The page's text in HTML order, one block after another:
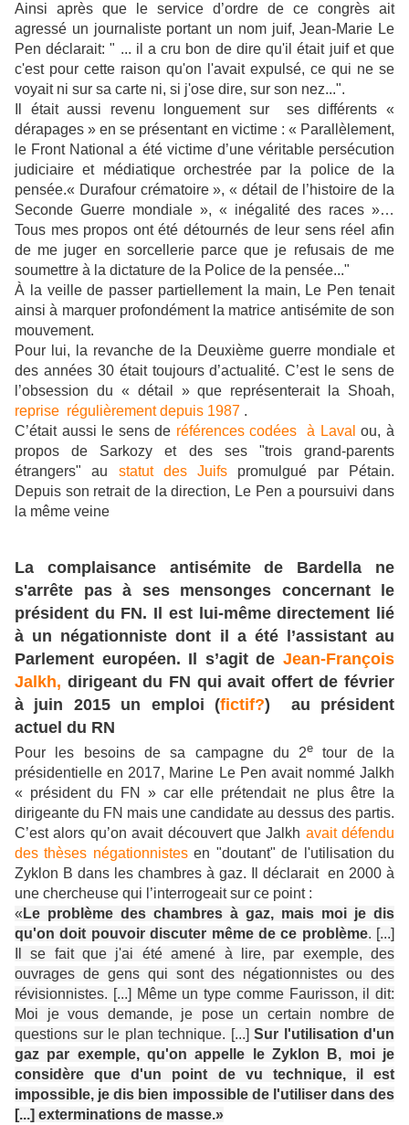
Ainsi après que le service d’ordre de ce congrès ait
agressé un journaliste portant un nom juif, Jean-Marie Le
Pen déclarait: " ... il a cru bon de dire qu'il était juif et que
c'est pour cette raison qu'on l'avait expulsé, ce qui ne se
voyait ni sur sa carte ni, si j'ose dire, sur son nez...".
Il était aussi revenu longuement sur ses différents «
dérapages » en se présentant en victime : « Parallèlement,
le Front National a été victime d’une véritable persécution
judiciaire et médiatique orchestrée par la police de la
pensée.« Durafour crématoire », « détail de l’histoire de la
Seconde Guerre mondiale », « inégalité des races »…
Tous mes propos ont été détournés de leur sens réel afin
de me juger en sorcellerie parce que je refusais de me
soumettre à la dictature de la Police de la pensée..."
À la veille de passer partiellement la main, Le Pen tenait
ainsi à marquer profondément la matrice antisémite de son
mouvement.
Pour lui, la revanche de la Deuxième guerre mondiale et
des années 30 était toujours d’actualité. C’est le sens de
l’obsession du « détail » que représenterait la Shoah,
reprise régulièrement depuis 1987 .
C’était aussi le sens de références codées à Laval ou, à
propos de Sarkozy et des ses "trois grand-parents
étrangers" au statut des Juifs promulgué par Pétain.
Depuis son retrait de la direction, Le Pen a poursuivi dans
la même veine
La complaisance antisémite de Bardella ne
s'arrête pas à ses mensonges concernant le
président du FN. Il est lui-même directement lié
à un négationniste dont il a été l’assistant au
Parlement européen. Il s’agit de Jean-François
Jalkh, dirigeant du FN qui avait offert de février
à juin 2015 un emploi (fictif?) au président
actuel du RN
Pour les besoins de sa campagne du 2e tour de la
présidentielle en 2017, Marine Le Pen avait nommé Jalkh
« président du FN » car elle prétendait ne plus être la
dirigeante du FN mais une candidate au dessus des partis.
C’est alors qu’on avait découvert que Jalkh avait défendu
des thèses négationnistesen "doutant" de l'utilisation du
Zyklon B dans les chambres à gaz. Il déclarait en 2000 à
une chercheuse qui l’interrogeait sur ce point :
« Le problème des chambres à gaz, mais moi je dis
qu'on doit pouvoir discuter même de ce problème. [...]
Il se fait que j'ai été amené à lire, par exemple, des
ouvrages de gens qui sont des négationnistes ou des
révisionnistes. [...] Même un type comme Faurisson, il dit:
Moi je vous demande, je pose un certain nombre de
questions sur le plan technique. [...] Sur l'utilisation d'un
gaz par exemple, qu'on appelle le Zyklon B, moi je
considère que d'un point de vu technique, il est
impossible, je dis bien impossible de l'utiliser dans des
[...] exterminations de masse.»